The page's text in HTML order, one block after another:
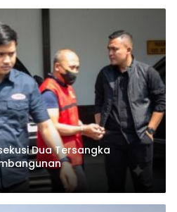
Dua Tersangka